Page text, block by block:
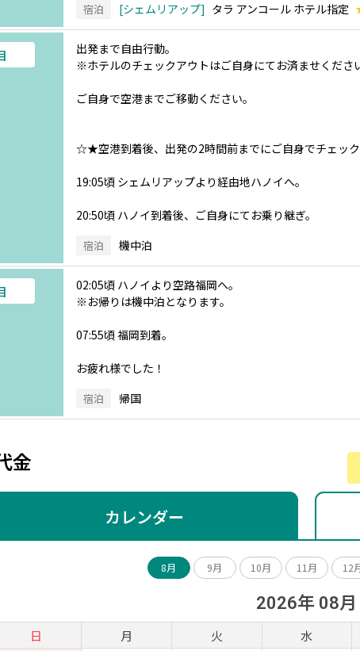
宿泊 シェムリアップ タラ アンコール ホテル指定
出発まで自由行動。
※ホテルのチェックアウトはご自身にてお済ませくださ
ご自身で空港までご移動ください。
☆★空港到着後、出発の2時間前までにご自身でチェッ
19:05頃 シェムリアップより経由地ハノイへ。
20:50頃 ハノイ到着後、ご自身にてお乗り継ぎ。
宿泊 機中泊
02:05頃 ハノイより空路福岡へ。
※お帰りは機中泊となります。
07:55頃 福岡到着。
お疲れ様でした！
宿泊 帰国
金
カレンダー
8月 9月 10月 11月 12
2026年 08月
日 月 火 水